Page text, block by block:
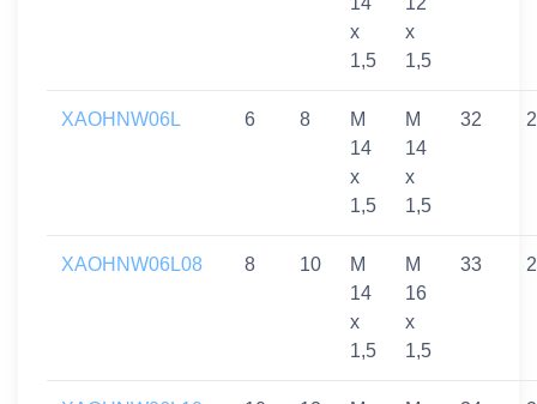
x
1,5
x
1,5
XAOHNW06L 6 8
M
14
x
1,5
M
14
x
1,5
32
XAOHNW06L08 8 10
M
14
x
1,5
M
16
x
1,5
33